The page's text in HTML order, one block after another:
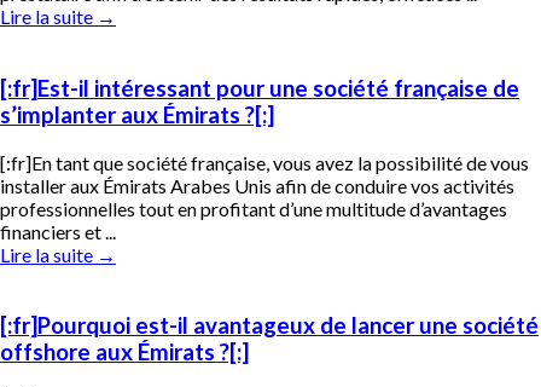
Lire la suite →
[:fr]Est-il intéressant pour une société française de
s’implanter aux Émirats ?[:]
[:fr]En tant que société française, vous avez la possibilité de vous
installer aux Émirats Arabes Unis afin de conduire vos activités
professionnelles tout en profitant d’une multitude d’avantages
financiers et ...
Lire la suite →
[:fr]Pourquoi est-il avantageux de lancer une société
offshore aux Émirats ?[:]